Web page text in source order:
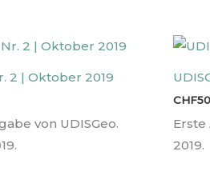
2 | Oktober 2019
von UDISGeo.
CHF
Erste
2019.